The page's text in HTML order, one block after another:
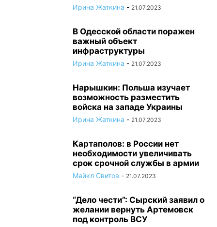
Ирина Жаткина - 21.07.2023
В Одесской области поражен
важный объект
инфраструктуры
Ирина Жаткина - 21.07.2023
Нарышкин: Польша изучает
возможность разместить
войска на западе Украины
Ирина Жаткина - 21.07.2023
Картаполов: в России нет
необходимости увеличивать
срок срочной службы в армии
Майкл Свитов - 21.07.2023
“Дело чести”: Сырский заявил о
желании вернуть Артемовск
под контроль ВСУ